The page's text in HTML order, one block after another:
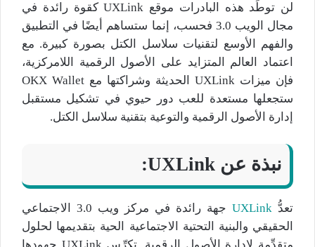
لن توطِّد هذه البادرات موقع UXLink كقوة رائدة في
مجال الويب 3.0 فحسب، إنما ستساهم أيضًا في التطبيق
والفهم الأوسع لتقنيات سلاسل الكتل بصورة كبيرة. مع
اعتماد العالم المتزايد على الأصول الرقمية اللامركزية،
فإن ميزات UXLink الحديثة وشراكتها مع OKX Wallet
ستجعلها مستعدة للعب دور حيوي في تشكيل مستقبل
إدارة الأصول الرقمية والتوعية بتقنية سلاسل الكتل.
نبذة عن UXLink:
تعدُّ UXLink
جهة رائدة في مركز ويب 3.0 الاجتماعي
الحقيقي والبنية التحتية الاجتماعية الحية بتقديمها لحلول